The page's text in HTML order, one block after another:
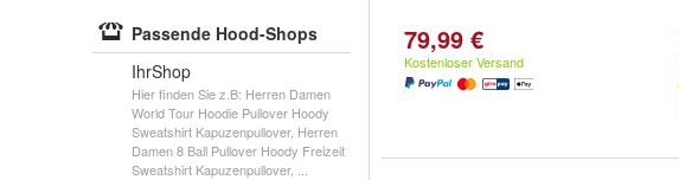
Passende Hood-Shops
IhrShop
Hier finden Sie z.B: Herren Damen
World Tour Hoodie Pullover Hoody
Sweatshirt Kapuzenpullover, Herren
Damen 8 Ball Pullover Hoody Freizeit
Sweatshirt Kapuzenpullover, ...
79,99 €
Kostenloser Versand